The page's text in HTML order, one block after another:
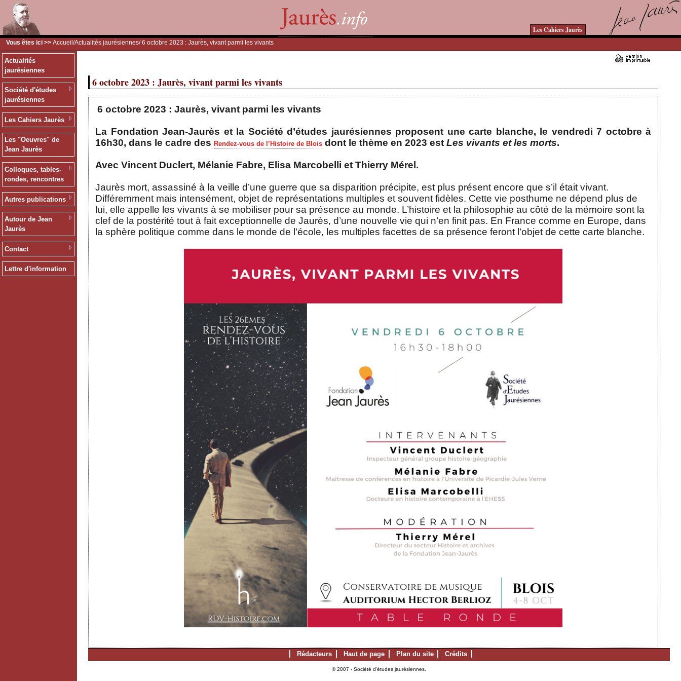
Les Cahiers Jaurès
Vous êtes ici >> Accueil /Actualités jaurésiennes/ 6 octobre 2023 : Jaurès, vivant parmi les vivants
Actualités
jaurésiennes
Société d'études
jaurésiennes
Les Cahiers Jaurès
Les "Oeuvres" de
Jean Jaurès
Colloques, tables-
rondes, rencontres
Autres publications
Autour de Jean
Jaurès
Contact
Lettre d'information
6 octobre 2023 : Jaurès, vivant parmi les vivants
6 octobre 2023 : Jaurès, vivant parmi les vivants
La Fondation Jean-Jaurès et la Société d’études jaurésiennes proposent une carte blanche, le vendredi 7 octobre à
16h30, dans le cadre des Rendez-vous de l’Histoire de Blois dont le thème en 2023 est Les vivants et les morts.
Avec Vincent Duclert, Mélanie Fabre, Elisa Marcobelli et Thierry Mérel.
Jaurès mort, assassiné à la veille d’une guerre que sa disparition précipite, est plus présent encore que s’il était vivant.
Différemment mais intensément, objet de représentations multiples et souvent fidèles. Cette vie posthume ne dépend plus de
lui, elle appelle les vivants à se mobiliser pour sa présence au monde. L’histoire et la philosophie au côté de la mémoire sont la
clef de la postérité tout à fait exceptionnelle de Jaurès, d’une nouvelle vie qui n’en finit pas. En France comme en Europe, dans
la sphère politique comme dans le monde de l’école, les multiples facettes de sa présence feront l’objet de cette carte blanche.
Rédacteurs Haut de page Plan du site Crédits
© 2007 - Société d'études jaurésiennes.